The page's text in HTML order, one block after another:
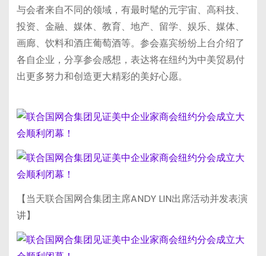
与会者来自不同的领域，有最时髦的元宇宙、高科技、
投资、金融、媒体、教育、地产、留学、娱乐、媒体、
画廊、饮料和酒庄葡萄酒等。参会嘉宾纷纷上台介绍了
各自企业，分享参会感想，表达将在纽约为中美贸易付
出更多努力和创造更大精彩的美好心愿。
【当天联合国网合集团主席ANDY LIN出席活动并发表演
讲】